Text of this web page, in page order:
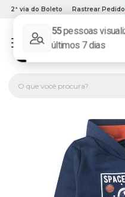
2ª via do Boleto Rastrear Pedido